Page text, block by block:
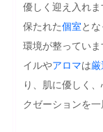
優しく迎え入れ
保たれた個室と
環境が整ってい
イルやアロマは厳
り、肌に優しく
クゼーションを一